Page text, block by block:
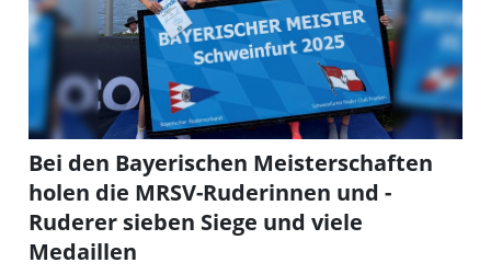
Bei den Bayerischen Meisterschaften
holen die MRSV-Ruderinnen und -
Ruderer sieben Siege und viele
Medaillen